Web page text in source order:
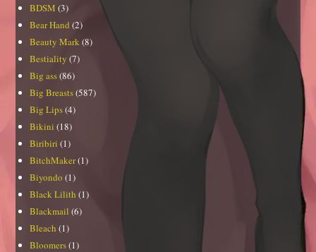
BDSM (3)
Bear Hand (2)
Beauty Mark (8)
Bestiality (7)
Big ass(86)
Big Breasts(587)
Big Lips(4)
Bikini (18)
Biribiri (1)
BitchMaker(1)
Biyondo (1)
Black Lilith (1)
Blackmail (6)
Bleach (1)
Bloomers(1)